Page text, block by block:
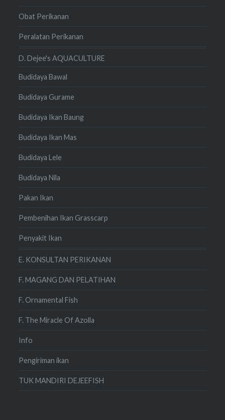
Obat Perikanan
Peralatan Perikanan
D. Dejee's AQUACULTURE
Budidaya Bawal
Budidaya Gurame
Budidaya Ikan Baung
Budidaya Ikan Mas
Budidaya Lele
Budidaya Nila
Pakan Ikan
Pembenihan Ikan Grasscarp
Penyakit Ikan
E. KONSULTAN PERIKANAN
F. MAGANG DAN PELATIHAN
F. Ornamental Fish
F. The Miracle Of Azolla
Info
Pengiriman ikan
TUK MANDIRI DEJEEFISH